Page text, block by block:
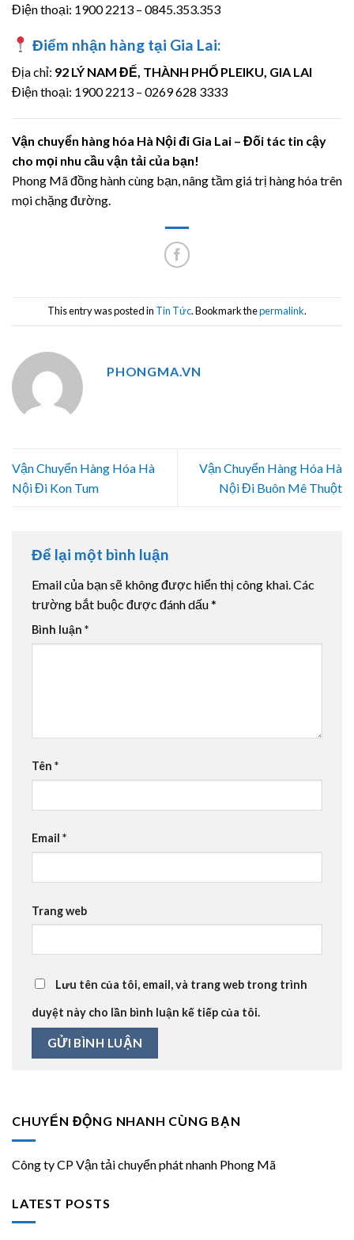
Điện thoại: 1900 2213 – 0845.353.353
Điểm nhận hàng tại Gia Lai:
Địa chỉ: 92 LÝ NAM ĐẾ, THÀNH PHỐ PLEIKU, GIA LAI
Điện thoại: 1900 2213 – 0269 628 3333
Vận chuyển hàng hóa Hà Nội đi Gia Lai – Đối tác tin cậy
cho mọi nhu cầu vận tải của bạn!
Phong Mã đồng hành cùng bạn, nâng tầm giá trị hàng hóa trên
mọi chặng đường.
This entry was posted in Tin Tức. Bookmark thepermalink.
PHONGMA.VN
Vận Chuyển Hàng Hóa Hà
Nội Đi Kon Tum
Vận Chuyển Hàng Hóa Hà
Nội Đi Buôn Mê Thuột
Để lại một bình luận
Email của bạn sẽ không được hiển thị công khai.Các
trường bắt buộc được đánh dấu*
Bình luận *
Tên *
Email *
Trang web
Lưu tên của tôi, email, và trang web trong trình
duyệt này cho lần bình luận kế tiếp của tôi.
CHUYỂN ĐỘNG NHANH CÙNG BẠN
Công ty CP Vận tải chuyển phát nhanh Phong Mã
LATEST POSTS